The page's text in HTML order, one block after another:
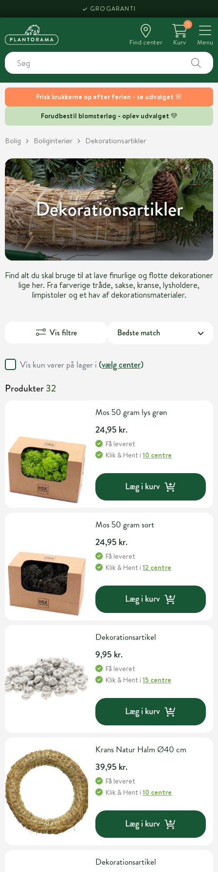
Frisk krukkerne op efter ferien - se udvalget 🌸
Forudbestil blomsterløg - oplev udvalget 💚
HENT SAMME DAG
Find center
0
Kurv
Menu
Bolig Boliginteriør Dekorationsartikler
Dekorationsartikler
Find alt du skal bruge til at lave finurlige og flotte dekorationer
lige her. Fra farverige tråde, sakse, kranse, lysholdere,
limpistoler og et hav af dekorationsmaterialer.
Vis filtre
Vis kun varer på lager i (vælg center)
Produkter32
Mos 50 gram lys grøn
24,95 kr.
Få leveret
Klik & Hent i10 centre
Læg i kurv
Mos 50 gram sort
24,95 kr.
Få leveret
Klik & Hent i12 centre
Læg i kurv
Dekorationsartikel
9,95 kr.
Få leveret
Klik & Hent i15 centre
Læg i kurv
Krans Natur Halm Ø40 cm
39,95 kr.
Få leveret
Klik & Hent i10 centre
Læg i kurv
Dekorationsartikel